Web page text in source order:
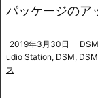
パッケージの
2019年3月30日
udio Station, DSM,
ス